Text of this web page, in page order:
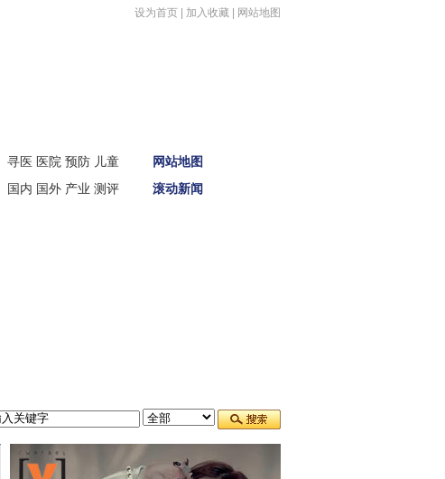
设为首页 加入收藏 网站地图
寻医 医院 预防 儿童
国内 国外 产业 测评
网站地图
滚动新闻